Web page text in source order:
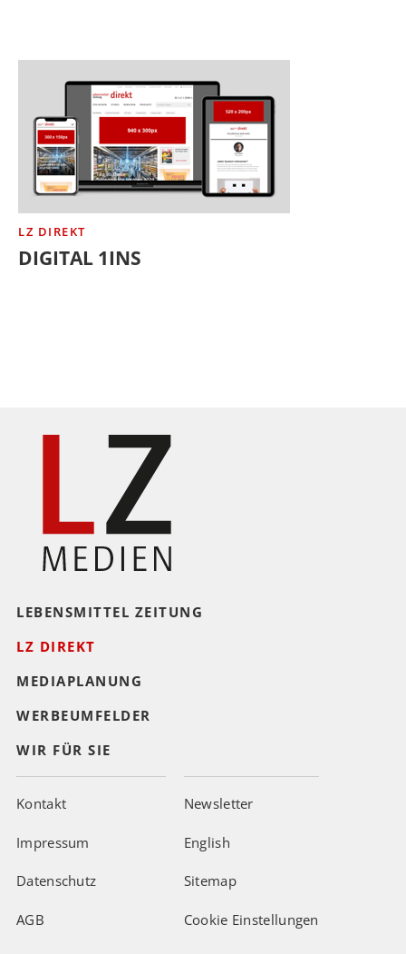
LZ DIREKT
DIGITAL 1INS
LEBENSMITTEL ZEITUNG
LZ DIREKT
MEDIAPLANUNG
WERBEUMFELDER
WIR FÜR SIE
Kontakt
Impressum
Datenschutz
AGB
Newsletter
English
Sitemap
Cookie Einstellungen